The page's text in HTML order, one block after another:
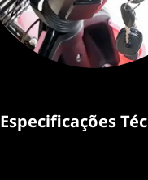
Especificações